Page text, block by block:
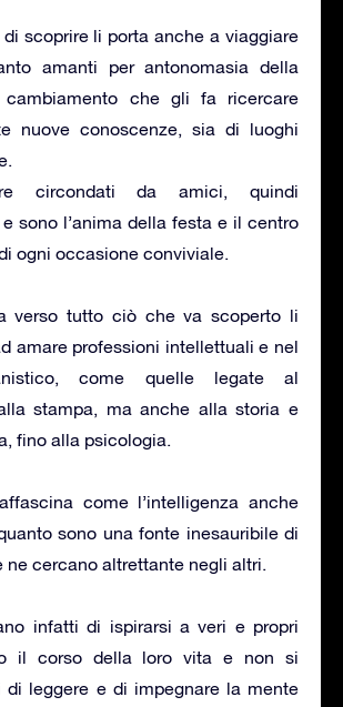
scoprire li porta anche a viaggiare
amanti per antonomasia della
che gli fa ricercare
nuove conoscenze, sia di luoghi
circondati da amici, quindi
sono l’anima della festa e il centro
ogni occasione conviviale.
verso tutto ciò che va scoperto li
amare professioni intellettuali e nel
come quelle legate al
stampa, ma anche alla storia e
fino alla psicologia.
come l’intelligenza anche
sono una fonte inesauribile di
ne cercano altrettante negli altri.
infatti di ispirarsi a veri e propri
il corso della loro vita e non si
di leggere e di impegnare la mente